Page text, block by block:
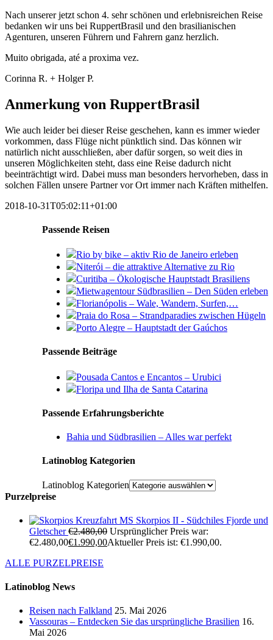
Nach unserer jetzt schon 4. sehr schönen und erlebnisreichen Reise
bedanken wir uns bei RuppertBrasil und den brasilianischen
Agenturen, unseren Führern und Fahrern ganz herzlich.
Muito obrigada, até a proxima vez.
Corinna R. + Holger P.
Anmerkung von RuppertBrasil
Wie auch leider bei dieser Reise geschehen, kann es immer wieder
vorkommen, dass Flüge nicht pünktlich sind. Das können wir
natürlich nicht ausschließen, aber dafür sorgen, so weit dies in
unseren Möglichkeiten steht, dass eine Reise dadurch nicht
beeinträchtigt wird. Dabei muss man besonders hervorheben, dass in
solchen Fällen unsere Partner vor Ort immer nach Kräften mithelfen.
2018-10-31T05:02:11+01:00
Passende Reisen
Rio by bike – aktiv Rio de Janeiro erleben
Niterói – die attraktive Alternative zu Rio
Curitiba – Ökologische Hauptstadt Brasiliens
Mietwagentour Südbrasilien – Den Süden erleben
Florianópolis – Wale, Wandern, Surfen,…
Praia do Rosa – Strandparadies zwischen Hügeln
Porto Alegre – Hauptstadt der Gaúchos
Passende Beiträge
Pousada Cantos e Encantos – Urubici
Floripa und Ilha de Santa Catarina
Passende Erfahrungsberichte
Bahia und Südbrasilien – Alles war perfekt
Latinoblog Kategorien
Latinoblog Kategorien
Purzelpreise
Kreuzfahrt MS Skorpios II - Südchiles Fjorde und
Gletscher €2.480,00 Ursprünglicher Preis war:
€2.480,00€1.990,00Aktueller Preis ist: €1.990,00.
ALLE PURZELPREISE
Latinoblog News
Reisen nach Falkland 25. Mai 2026
Vassouras – Entdecken Sie das ursprüngliche Brasilien 16.
Mai 2026